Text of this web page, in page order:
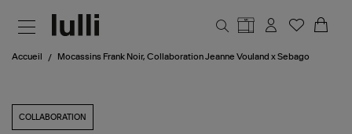
Accueil Mocassins Frank Noir, Collaboration Jeanne Vouland x Sebago
COLLABORATION